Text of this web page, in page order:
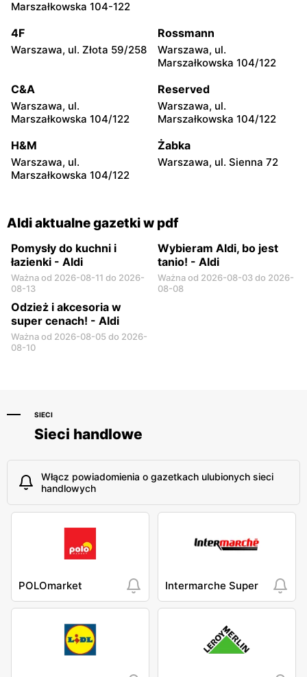
Żyrardów, ul. Kilińskiego 14
Aldi Aldi
Łowicz, ul. Jana Pawła II 1b
Aldi
Ciechanów, ul. Senator
Aldi
Sokołów Podlaski, ul.
Aldi
Radom, ul. Stanisława
Aldi
Marszałkowska 104-122
4F
Warszawa, ul. Złota 59/258
Rossmann
Warszawa, ul.
Marszałkowska 104/122
C&A
Warszawa, ul.
Marszałkowska 104/122
Reserved
Warszawa, ul.
Marszałkowska 104/122
H&M
Warszawa, ul.
Marszałkowska 104/122
Żabka
Warszawa, ul. Sienna 72
Aldi aktualne gazetki w pdf
Pomysły do kuchni i
łazienki - Aldi
Ważna od 2026-08-11 do 2026-
08-13
Wybieram Aldi, bo jest
tanio! - Aldi
Ważna od 2026-08-03 do 2026-
08-08
Odzież i akcesoria w
super cenach! - Aldi
Ważna od 2026-08-05 do 2026-
08-10
SIECI
Sieci handlowe
Włącz powiadomienia o gazetkach ulubionych sieci
handlowych
POLOmarket Intermarche Super